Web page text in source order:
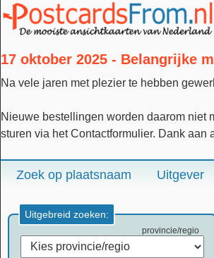
17 oktober 2025 - Belangrijke
Na vele jaren met plezier te hebben
Nieuwe bestellingen worden daarom niet
sturen via het Contactformulier. Dank aan
Zoek op plaatsnaam Uitgever
Uitgebreid zoeken:
provincie/regio